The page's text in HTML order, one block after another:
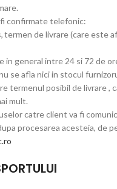
confirmate telefonic:
termen de livrare (care este
in general intre 24 si 72 de
se afla nici in stocul
termenul posibil de livrare ,
mult.
catre client va fi
procesarea acesteia, de